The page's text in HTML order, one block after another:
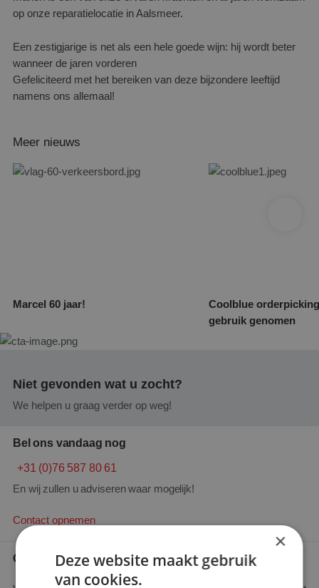
op onze reparatielocatie in Aalsmeer.
Een zestigjarige is net als een hele goede wijn: hij wordt beter
wanneer de jaren vorderen
Gefeliciteerd met het bereiken van deze bijzondere leeftijd
namens ons allemaal!
Meer nieuws
Marcel 60 jaar!
Coolblue
gebruik genomen
Niet gevonden wat u zocht?
We helpen u graag verder op weg!
Bel ons vandaag nog
+31 (0)76 587 80 61
En wij zullen u adviseren waar mogelijk!
Contact opnemen
Offerte aanvragen
×
Deze website maakt gebruik
van cookies.